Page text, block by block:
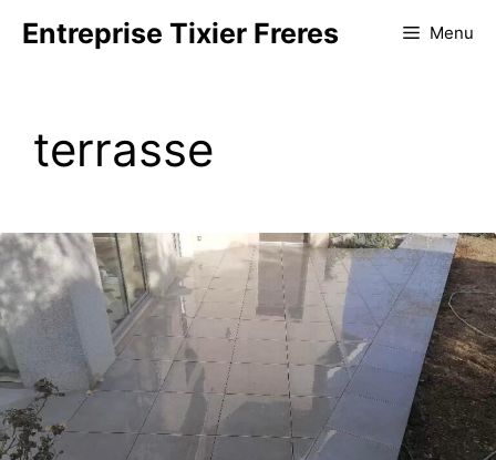
Entreprise Tixier Freres Menu
terrasse